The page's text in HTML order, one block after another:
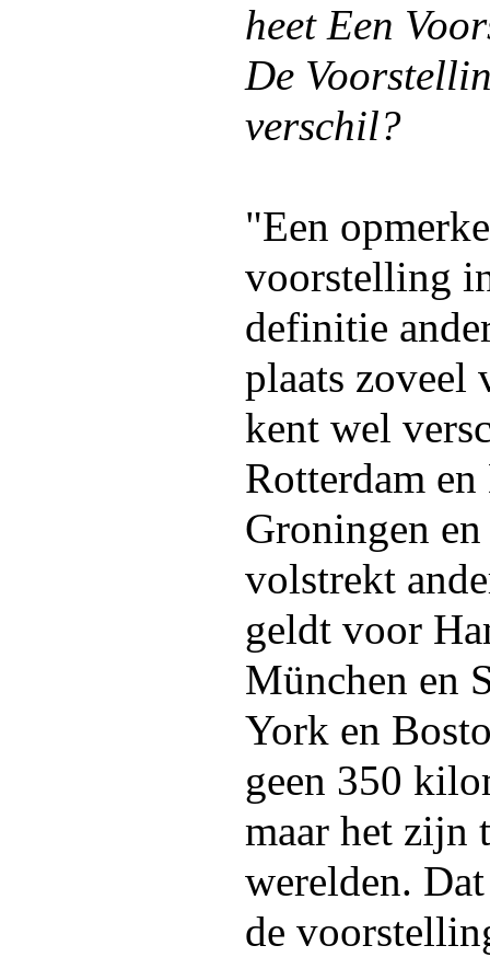
heetEen
De
verschil?
"Een
voorstelling
definitie
plaats zoveel
kent wel
Rotterdam
Groningen
volstrekt
geldt voor
München en
York en
geen 350
maar het zijn
werelden.
de